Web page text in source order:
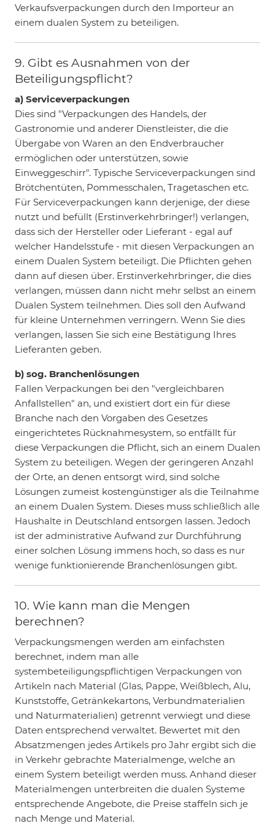
Verkaufsverpackungen durch den Importeur an
einem dualen System zu beteiligen.
9. Gibt es Ausnahmen von der
Beteiligungspflicht?
a) Serviceverpackungen
Dies sind "Verpackungen des Handels, der
Gastronomie und anderer Dienstleister, die die
Übergabe von Waren an den Endverbraucher
ermöglichen oder unterstützen, sowie
Einweggeschirr". Typische Serviceverpackungen sind
Brötchentüten, Pommesschalen, Tragetaschen etc.
Für Serviceverpackungen kann derjenige, der diese
nutzt und befüllt (Erstinverkehrbringer!) verlangen,
dass sich der Hersteller oder Lieferant - egal auf
welcher Handelsstufe - mit diesen Verpackungen an
einem Dualen System beteiligt. Die Pflichten gehen
dann auf diesen über. Erstinverkehrbringer, die dies
verlangen, müssen dann nicht mehr selbst an einem
Dualen System teilnehmen. Dies soll den Aufwand
für kleine Unternehmen verringern. Wenn Sie dies
verlangen, lassen Sie sich eine Bestätigung Ihres
Lieferanten geben.
b) sog. Branchenlösungen
Fallen Verpackungen bei den "vergleichbaren
Anfallstellen" an, und existiert dort ein für diese
Branche nach den Vorgaben des Gesetzes
eingerichtetes Rücknahmesystem, so entfällt für
diese Verpackungen die Pflicht, sich an einem Dualen
System zu beteiligen. Wegen der geringeren Anzahl
der Orte, an denen entsorgt wird, sind solche
Lösungen zumeist kostengünstiger als die Teilnahme
an einem Dualen System. Dieses muss schließlich alle
Haushalte in Deutschland entsorgen lassen. Jedoch
ist der administrative Aufwand zur Durchführung
einer solchen Lösung immens hoch, so dass es nur
wenige funktionierende Branchenlösungen gibt.
10. Wie kann man die Mengen
berechnen?
Verpackungsmengen werden am einfachsten
berechnet, indem man alle
systembeteiligungspflichtigen Verpackungen von
Artikeln nach Material (Glas, Pappe, Weißblech, Alu,
Kunststoffe, Getränkekartons, Verbundmaterialien
und Naturmaterialien) getrennt verwiegt und diese
Daten entsprechend verwaltet. Bewertet mit den
Absatzmengen jedes Artikels pro Jahr ergibt sich die
in Verkehr gebrachte Materialmenge, welche an
einem System beteiligt werden muss. Anhand dieser
Materialmengen unterbreiten die dualen Systeme
entsprechende Angebote, die Preise staffeln sich je
nach Menge und Material.